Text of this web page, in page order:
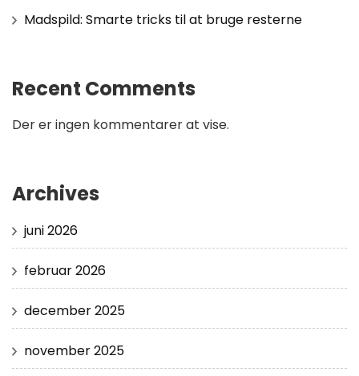
Madspild: Smarte tricks til at bruge resterne
Recent Comments
Der er ingen kommentarer at vise.
Archives
juni 2026
februar 2026
december 2025
november 2025